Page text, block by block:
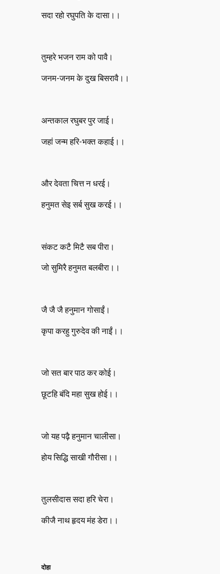
सदा रहो रघुपति के दासा।।
तुम्हरे भजन राम को पावै।
जनम-जनम के दुख बिसरावै।।
अन्तकाल रघुबर पुर जाई।
जहां जन्म हरि-भक्त कहाई।।
और देवता चित्त न धरई।
हनुमत सेइ सर्ब सुख करई।।
संकट कटै मिटै सब पीरा।
जो सुमिरै हनुमत बलबीरा।।
जै जै जै हनुमान गोसाईं।
कृपा करहु गुरुदेव की नाईं।।
जो सत बार पाठ कर कोई।
छूटहि बंदि महा सुख होई।।
जो यह पढ़ै हनुमान चालीसा।
होय सिद्धि साखी गौरीसा।।
तुलसीदास सदा हरि चेरा।
कीजै नाथ हृदय मंह डेरा।।
दोहा